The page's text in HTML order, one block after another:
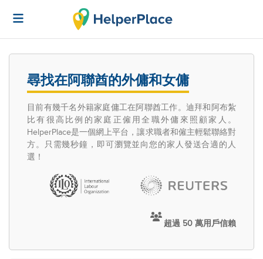
尋找在阿聯酋的外傭和女傭
目前有幾千名外籍家庭傭工在阿聯酋工作。迪拜和阿布紮
比有很高比例的家庭正僱用全職外傭來照顧家人。
HelperPlace是一個網上平台，讓求職者和僱主輕鬆聯絡對
方。只需幾秒鐘，即可瀏覽並向您的家人發送合適的人
選！
超過 50 萬用戶信賴